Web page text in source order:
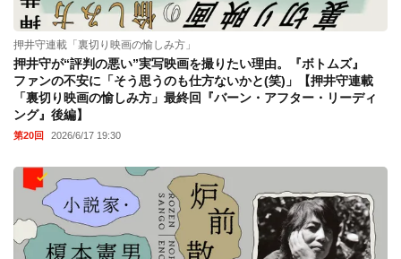
押井守連載「裏切り映画の愉しみ方」
押井守が“評判の悪い”実写映画を撮りたい理由。『ボトムズ』
ファンの不安に「そう思うのも仕方ないかと(笑)」【押井守連載
「裏切り映画の愉しみ方」最終回『バーン・アフター・リーディ
ング』後編】
第20回 2026/6/17 19:30